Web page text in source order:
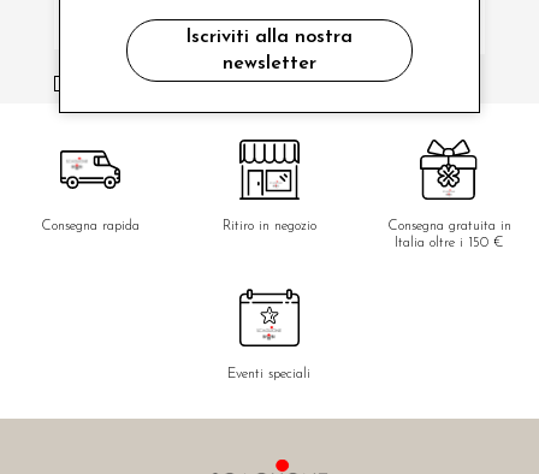
ho letto ed accettato le condizioni sulla privacy.
Consegna rapida Ritiro in negozio
Consegna gratuita in
Italia oltre i 150 €
Eventi speciali
Iscriviti alla nostra
newsletter